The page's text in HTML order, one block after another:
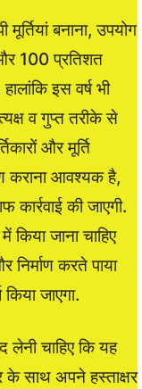
बनाना, उपयोग
100 प्रतिशत
इस वर्ष भी
व गुप्त तरीके से
और मूर्ति
कराना आवश्यक है,
कार्रवाई की जाएगी.
जाना चाहिए
निर्माण करते पाया
जाएगा.
लेनी चाहिए कि यह
के साथ अपने हस्ताक्षर